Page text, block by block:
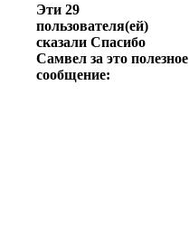
Эти 29
пользователя(ей)
сказали Спасибо
Самвел за это полезное
сообщение: